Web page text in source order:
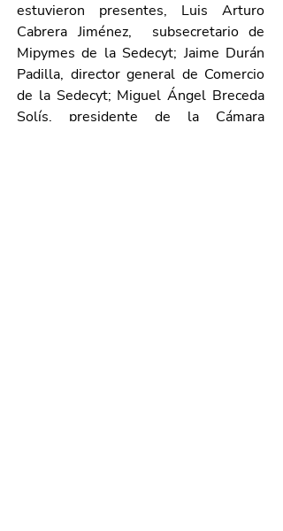
estuvieron presentes, Luis Arturo
Cabrera Jiménez,  subsecretario de
Mipymes de la Sedecyt; Jaime Durán
Padilla, director general de Comercio
de la Sedecyt; Miguel Ángel Breceda
Solís, presidente de la Cámara